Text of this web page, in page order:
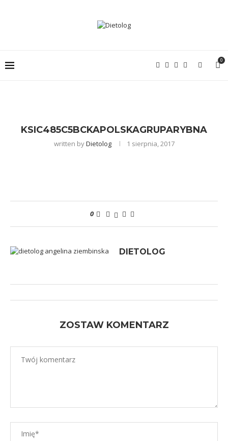
0
KSIC485C5BCKAPOLSKAGRUPARYBNA
written byDietolog 1 sierpnia, 2017
0
DIETOLOG
ZOSTAW KOMENTARZ